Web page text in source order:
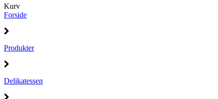
Kurv
Forside
Produkter
Delikatessen